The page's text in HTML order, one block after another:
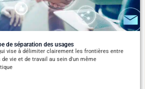
de séparation des usages
vise à délimiter clairement les frontières entre
vie et de travail au sein d'un même